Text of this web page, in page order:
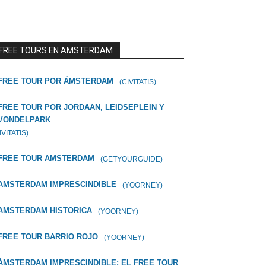
TOURS EN AMSTERDAM
TOUR POR ÁMSTERDAM (CIVITATIS)
TOUR POR JORDAAN, LEIDSEPLEIN Y
TOUR AMSTERDAM (GETYOURGUIDE)
IMPRESCINDIBLE (YOORNEY)
HISTORICA (YOORNEY)
TOUR BARRIO ROJO (YOORNEY)
IMPRESCINDIBLE: EL FREE TOUR